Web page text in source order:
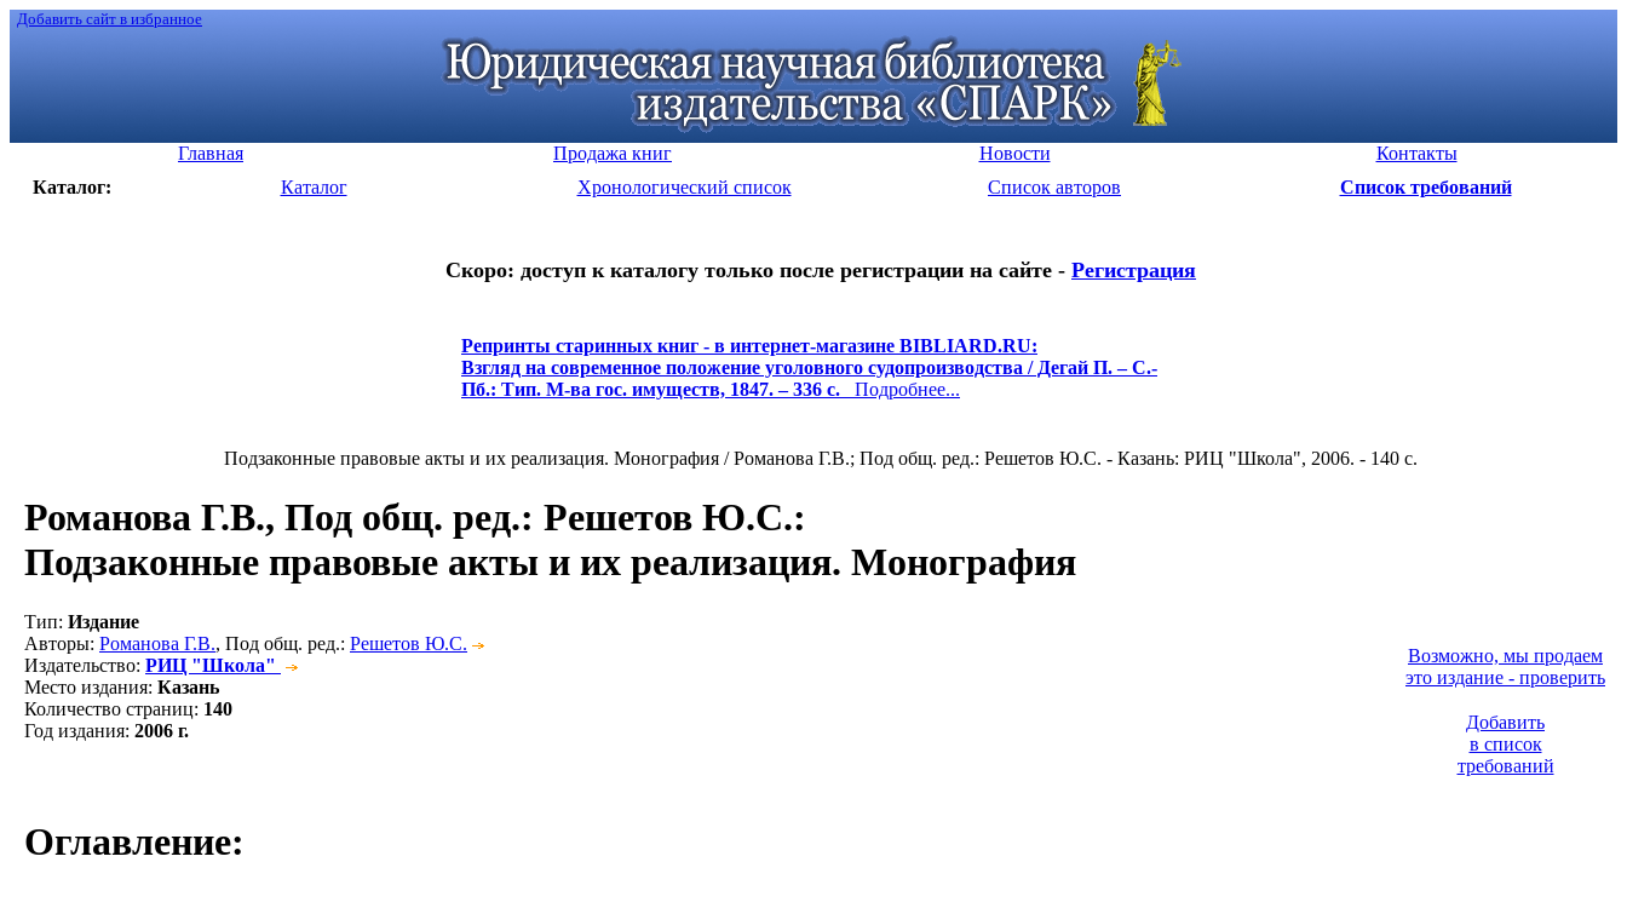
Добавить сайт в избранное
Главная Продажа книг Новости
Контакты
Каталог:
Каталог Хронологический список Список авторов Список требований
Скоро: доступ к каталогу только после регистрации на сайте - Регистрация
Репринты старинных книг - в интернет-магазине BIBLIARD.RU:
Взгляд на современное положение уголовного судопроизводства / Дегай П. – С.-
Пб.: Тип. М-ва гос. имуществ, 1847. – 336 с. Подробнее...
Подзаконные правовые акты и их реализация. Монография / Романова Г.В.; Под общ. ред.: Решетов Ю.С. - Казань: РИЦ "Школа", 2006. - 140 c.
Романова Г.В., Под общ. ред.: Решетов Ю.С.:
Подзаконные правовые акты и их реализация. Монография
Тип: Издание
Авторы: Романова Г.В., Под общ. ред.: Решетов Ю.С.
Издательство: РИЦ "Школа"
Место издания: Казань
Количество страниц: 140
Год издания: 2006 г.
Возможно, мы продаем
это издание - проверить
Добавить
в список
требований
Оглавление: